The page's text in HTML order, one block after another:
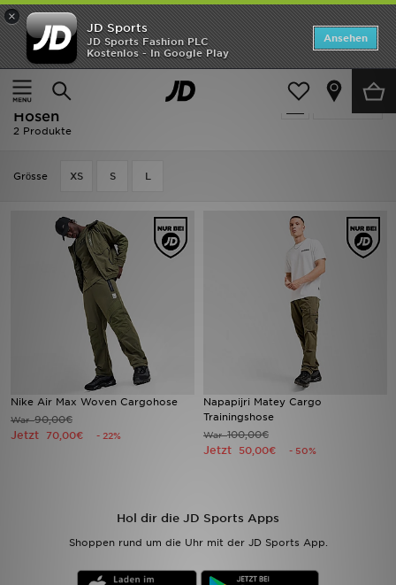
×
JD Sports
JD Sports Fashion PLC
Kostenlos - In Google Play
Ansehen
Startseite
Herren Herrenbekleidung Cargo Hosen
verfeinern
Ausverkauf | Herren - Grün Cargo
Hosen
2 Produkte
Grӧsse XS S L
Nike Air Max Woven Cargohose
War90,00€
Jetzt 70,00€ - 22%
Napapijri Matey Cargo
Trainingshose
War100,00€
Jetzt 50,00€ - 50%
Hol dir die JD Sports Apps
Shoppen rund um die Uhr mit der JD Sports App.
Startseite
ANGEBOTE
Marken
Damen
JD Exklusives
Fußball
Sport